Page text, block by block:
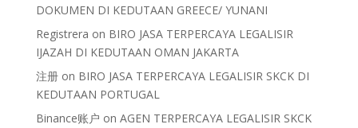
DOKUMEN DI KEDUTAAN GREECE/ YUNANI
Registrera on BIRO JASA TERPERCAYA LEGALISIR
IJAZAH DI KEDUTAAN OMAN JAKARTA
注册on BIRO JASA TERPERCAYA LEGALISIR SKCK DI
KEDUTAAN PORTUGAL
Binance账户 on AGEN TERPERCAYA LEGALISIR SKCK